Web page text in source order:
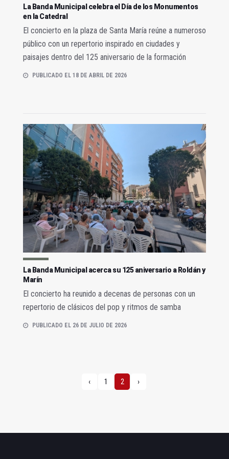
La Banda Municipal celebra el Día de los Monumentos
en la Catedral
El concierto en la plaza de Santa María reúne a numeroso
público con un repertorio inspirado en ciudades y
paisajes dentro del 125 aniversario de la formación
PUBLICADO EL 18 DE ABRIL DE 2026
La Banda Municipal acerca su 125 aniversario a Roldán y
Marín
El concierto ha reunido a decenas de personas con un
repertorio de clásicos del pop y ritmos de samba
PUBLICADO EL 26 DE JULIO DE 2026
‹ 1 2 ›